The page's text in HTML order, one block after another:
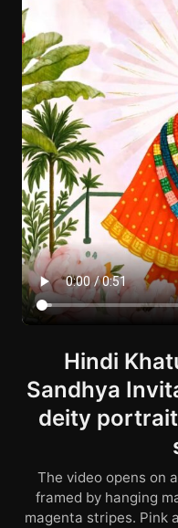
Hindi
Sandhya
deity
The video opens on
framed by hanging
magenta stripes. Pink